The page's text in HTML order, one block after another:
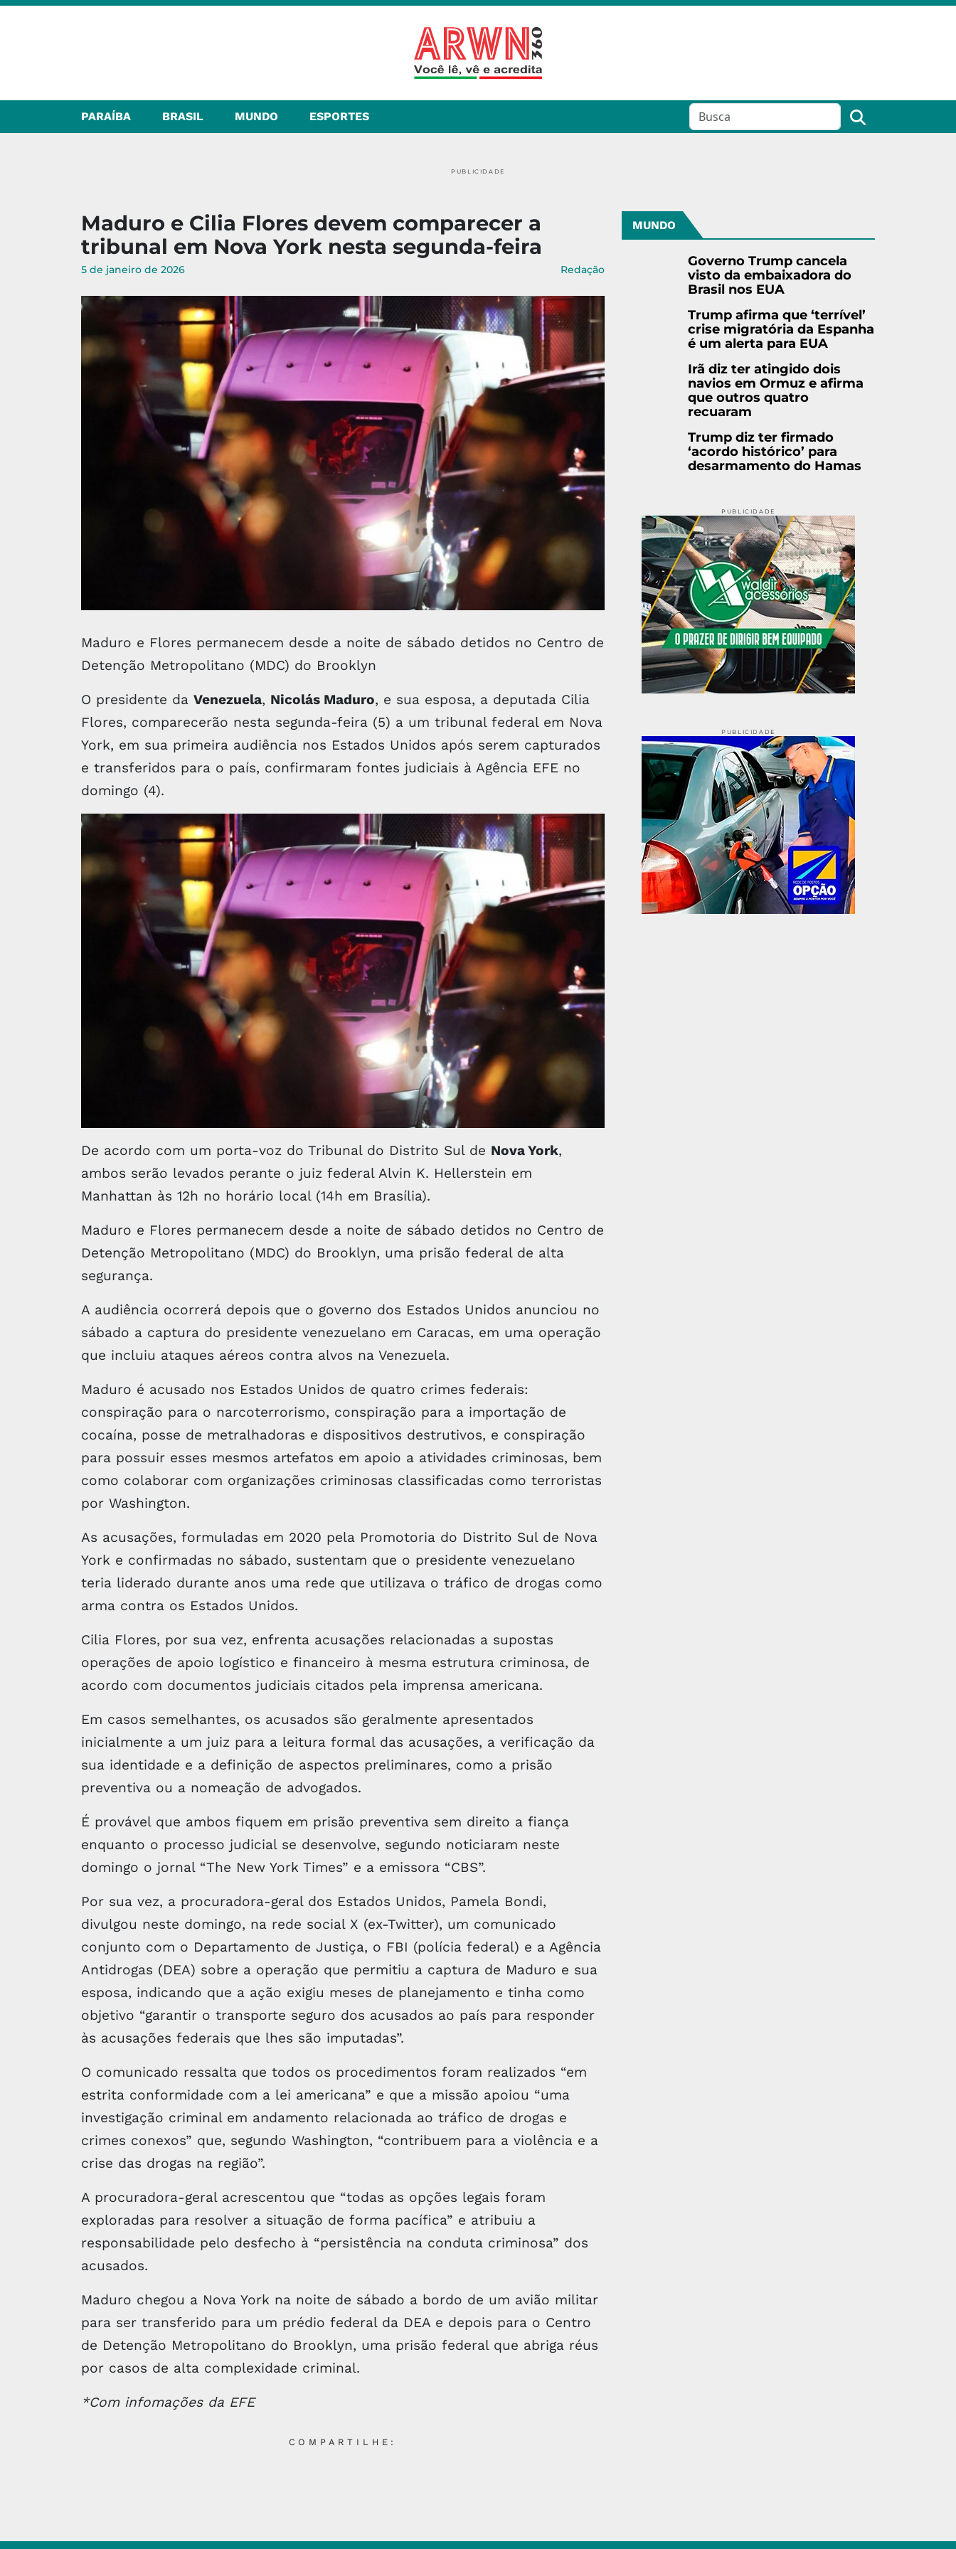
PARAÍBA BRASIL MUNDO ESPORTES
PUBLICIDADE
Maduro e Cilia Flores devem comparecer a
tribunal em Nova York nesta segunda-feira
5 de janeiro de 2026 Redação
Maduro e Flores permanecem desde a noite de sábado detidos no Centro de
Detenção Metropolitano (MDC) do Brooklyn
O presidente da Venezuela, Nicolás Maduro, e sua esposa, a deputada Cilia
Flores, comparecerão nesta segunda-feira (5) a um tribunal federal em Nova
York, em sua primeira audiência nos Estados Unidos após serem capturados
e transferidos para o país, confirmaram fontes judiciais à Agência EFE no
domingo (4).
De acordo com um porta-voz do Tribunal do Distrito Sul de Nova York,
ambos serão levados perante o juiz federal Alvin K. Hellerstein em
Manhattan às 12h no horário local (14h em Brasília).
Maduro e Flores permanecem desde a noite de sábado detidos no Centro de
Detenção Metropolitano (MDC) do Brooklyn, uma prisão federal de alta
segurança.
A audiência ocorrerá depois que o governo dos Estados Unidos anunciou no
sábado a captura do presidente venezuelano em Caracas, em uma operação
que incluiu ataques aéreos contra alvos na Venezuela.
Maduro é acusado nos Estados Unidos de quatro crimes federais:
conspiração para o narcoterrorismo, conspiração para a importação de
cocaína, posse de metralhadoras e dispositivos destrutivos, e conspiração
para possuir esses mesmos artefatos em apoio a atividades criminosas, bem
como colaborar com organizações criminosas classificadas como terroristas
por Washington.
As acusações, formuladas em 2020 pela Promotoria do Distrito Sul de Nova
York e confirmadas no sábado, sustentam que o presidente venezuelano
teria liderado durante anos uma rede que utilizava o tráfico de drogas como
arma contra os Estados Unidos.
Cilia Flores, por sua vez, enfrenta acusações relacionadas a supostas
operações de apoio logístico e financeiro à mesma estrutura criminosa, de
acordo com documentos judiciais citados pela imprensa americana.
Em casos semelhantes, os acusados são geralmente apresentados
inicialmente a um juiz para a leitura formal das acusações, a verificação da
sua identidade e a definição de aspectos preliminares, como a prisão
preventiva ou a nomeação de advogados.
É provável que ambos fiquem em prisão preventiva sem direito a fiança
enquanto o processo judicial se desenvolve, segundo noticiaram neste
domingo o jornal “The New York Times” e a emissora “CBS”.
Por sua vez, a procuradora-geral dos Estados Unidos, Pamela Bondi,
divulgou neste domingo, na rede social X (ex-Twitter), um comunicado
conjunto com o Departamento de Justiça, o FBI (polícia federal) e a Agência
Antidrogas (DEA) sobre a operação que permitiu a captura de Maduro e sua
esposa, indicando que a ação exigiu meses de planejamento e tinha como
objetivo “garantir o transporte seguro dos acusados ao país para responder
às acusações federais que lhes são imputadas”.
O comunicado ressalta que todos os procedimentos foram realizados “em
estrita conformidade com a lei americana” e que a missão apoiou “uma
investigação criminal em andamento relacionada ao tráfico de drogas e
crimes conexos” que, segundo Washington, “contribuem para a violência e a
crise das drogas na região”.
A procuradora-geral acrescentou que “todas as opções legais foram
exploradas para resolver a situação de forma pacífica” e atribuiu a
responsabilidade pelo desfecho à “persistência na conduta criminosa” dos
acusados.
Maduro chegou a Nova York na noite de sábado a bordo de um avião militar
para ser transferido para um prédio federal da DEA e depois para o Centro
de Detenção Metropolitano do Brooklyn, uma prisão federal que abriga réus
por casos de alta complexidade criminal.
*Com infomações da EFE
COMPARTILHE:
MUNDO
Governo Trump cancela
visto da embaixadora do
Brasil nos EUA
Trump afirma que ‘terrível’
crise migratória da Espanha
é um alerta para EUA
Irã diz ter atingido dois
navios em Ormuz e afirma
que outros quatro
recuaram
Trump diz ter firmado
‘acordo histórico’ para
desarmamento do Hamas
PUBLICIDADE
PUBLICIDADE